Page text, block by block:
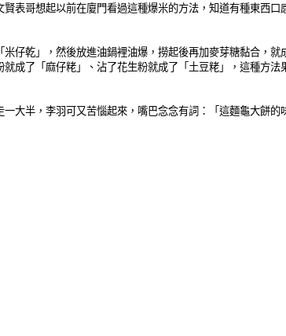
表哥想起以前在廈門看過這種爆米的方法，知道有種東西口
仔乾」，然後放進油鍋裡油爆，撈起後再加麥芽糖黏合，就
成了「麻仔粩」、沾了花生粉就成了「土豆粩」，這種方法
大半，李羽可又苦惱起來，嘴巴念念有詞：「這麵龜大餅的